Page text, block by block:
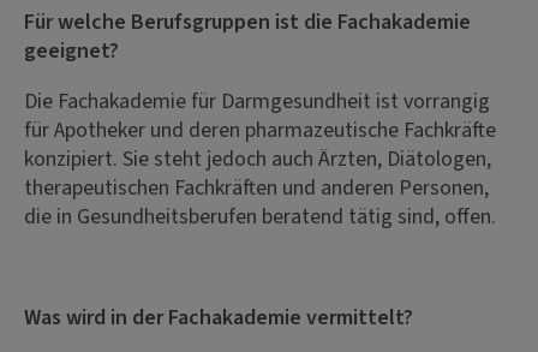
Für welche Berufsgruppen ist die Fachakademie
geeignet?
Die Fachakademie für Darmgesundheit ist vorrangig
für Apotheker und deren pharmazeutische Fachkräfte
konzipiert. Sie steht jedoch auch Ärzten, Diätologen,
therapeutischen Fachkräften und anderen Personen,
die in Gesundheitsberufen beratend tätig sind, offen.
Was wird in der Fachakademie vermittelt?